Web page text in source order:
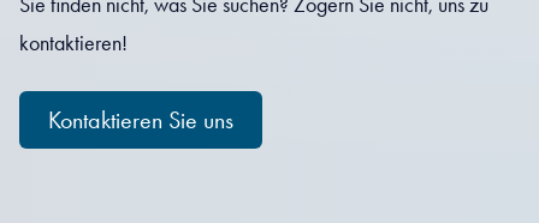
kontaktieren!
Kontaktieren Sie uns